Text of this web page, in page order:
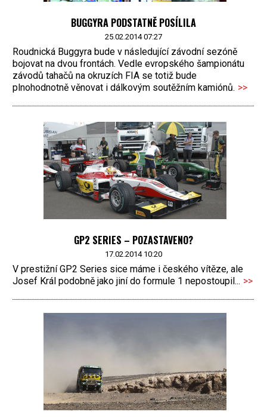
BUGGYRA PODSTATNĚ POSÍLILA
25.02.2014 07:27
Roudnická Buggyra bude v následující závodní sezóně
bojovat na dvou frontách. Vedle evropského šampionátu
závodů tahačů na okruzích FIA se totiž bude
plnohodnotně věnovat i dálkovým soutěžním kamiónů. >>
GP2 SERIES – POZASTAVENO?
17.02.2014 10:20
V prestižní GP2 Series sice máme i českého vítěze, ale
Josef Král podobně jako jiní do formule 1 nepostoupil... >>